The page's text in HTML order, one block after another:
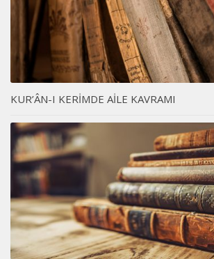
KUR’ÂN-I KERİMDE AİLE KAVRAMI